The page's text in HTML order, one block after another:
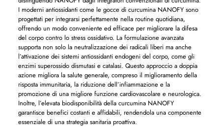
I moderni antiossidanti come le gocce di curcumina NANOFY sono
progettati per integrarsi perfettamente nella routine quotidiana,
offrendo un modo conveniente ed efficace per migliorare la difesa
del corpo contro lo stress ossidativo. La formulazione avanzata
supporta non solo la neutralizzazione dei radicali liberi ma anche
l’attivazione dei sistemi antiossidanti endogeni del corpo, come gli
enzimi superossido dismutasi e catalasi. Questo approccio a doppia
azione migliora la salute generale, compreso il miglioramento della
risposta immunitaria, la riduzione dell’infiammazione e la
promozione di una migliore funzione cardiovascolare e neurologica.
Inoltre, l’elevata biodisponibilità della curcumina NANOFY
garantisce benefici costanti e affidabili, rendendola una componente
essenziale di una strategia sanitaria proattiva.